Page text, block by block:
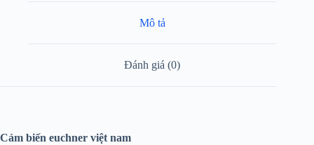
Mô tả
Đánh giá (0)
Cảm biến euchner việt nam